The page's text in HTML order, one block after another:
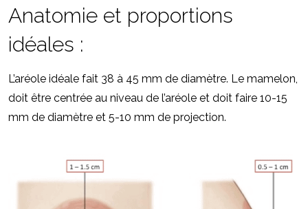
Anatomie et proportions
idéales :
L’aréole idéale fait 38 à 45 mm de diamètre. Le mamelon,
doit être centrée au niveau de l’aréole et doit faire 10-15
mm de diamètre et 5-10 mm de projection.